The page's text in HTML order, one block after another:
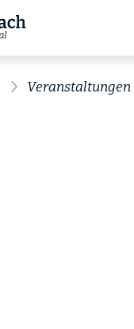
Veranstaltungen